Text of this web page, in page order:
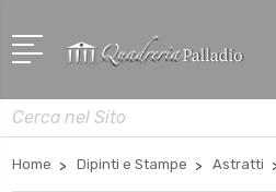
Cerca
Home Dipinti e Stampe Astratti